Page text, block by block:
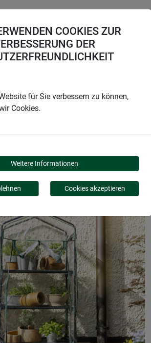
COOKIES ZUR
DER
für Sie verbessern zu können,
Cookies.
Weitere Informationen
Cookies akzeptieren